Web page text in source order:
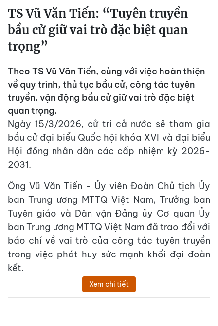
TS Vũ Văn Tiến: “Tuyên truyền
bầu cử giữ vai trò đặc biệt quan
trọng”
Theo TS Vũ Văn Tiến, cùng với việc hoàn thiện
về quy trình, thủ tục bầu cử, công tác tuyên
truyền, vận động bầu cử giữ vai trò đặc biệt
quan trọng.
Ngày 15/3/2026, cử tri cả nước sẽ tham gia
bầu cử đại biểu Quốc hội khóa XVI và đại biểu
Hội đồng nhân dân các cấp nhiệm kỳ 2026-
2031.
Ông Vũ Văn Tiến - Ủy viên Đoàn Chủ tịch Ủy
ban Trung ương MTTQ Việt Nam, Trưởng ban
Tuyên giáo và Dân vận Đảng ủy Cơ quan Ủy
ban Trung ương MTTQ Việt Nam đã trao đổi với
báo chí về vai trò của công tác tuyên truyền
trong việc phát huy sức mạnh khối đại đoàn
kết.
Xem chi tiết